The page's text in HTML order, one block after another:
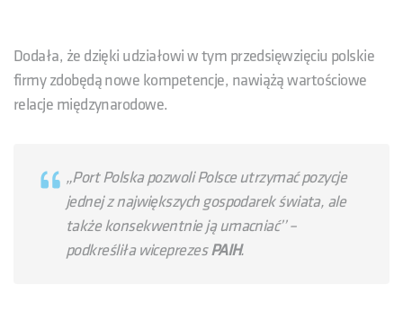
Dodała, że dzięki udziałowi w tym przedsięwzięciu polskie
firmy zdobędą nowe kompetencje, nawiążą wartościowe
relacje międzynarodowe.
„Port Polska pozwoli Polsce utrzymać pozycje
jednej z największych gospodarek świata, ale
także konsekwentnie ją umacniać’’–
podkreśliła wiceprezesPAIH.